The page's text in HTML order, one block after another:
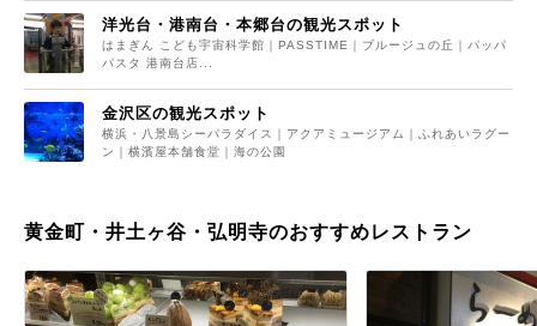
洋光台・港南台・本郷台の観光スポット
はまぎん こども宇宙科学館｜PASSTIME｜ブルージュの丘｜パッパ
パスタ 港南台店...
金沢区の観光スポット
横浜・八景島シーパラダイス｜アクアミュージアム｜ふれあいラグー
ン｜横濱屋本舗食堂｜海の公園
黄金町・井土ヶ谷・弘明寺のおすすめレストラン